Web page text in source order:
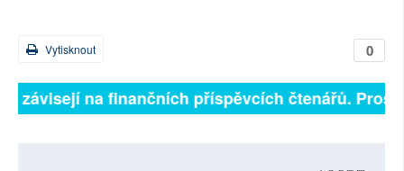
0
Vytisknout
závisejí na finančních příspěvcích čtenářů.